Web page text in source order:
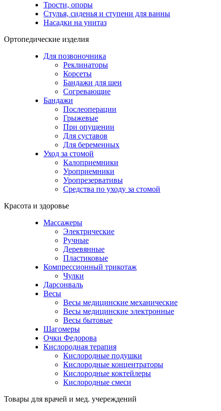
Трости, опоры
Стулья, сиденья и ступени для ванны
Насадки на унитаз
Ортопедические изделия
Для позвоночника
Реклинаторы
Корсеты
Бандажи для шеи
Согревающие
Бандажи
Послеоперации
Грыжевые
При опущении
Для суставов
Для беременных
Уход за стомой
Калоприемники
Уроприемники
Уропрезервативы
Средства по уходу за стомой
Красота и здоровье
Массажеры
Электрические
Ручные
Деревянные
Пластиковые
Компрессионный трикотаж
Чулки
Дарсонваль
Весы
Весы медицинские механические
Весы медицинские электронные
Весы бытовые
Шагомеры
Очки Федорова
Кислородная терапия
Кислородные подушки
Кислородные концентраторы
Кислородные коктейлеры
Кислородные смеси
Товары для врачей и мед. учереждений